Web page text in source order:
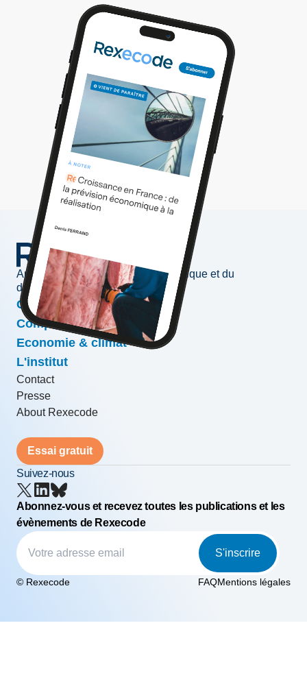
Au service de l'information économique et du
développement des entreprises
Conjoncture & prévisions
Compétitivité & croissance
Economie & climat
L'institut
Contact
Presse
About Rexecode
Essai gratuit
Suivez-nous
Abonnez-vous et recevez toutes les publications et les
évènements de Rexecode
S'inscrire
© Rexecode FAQMentions légales